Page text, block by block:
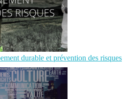
durable et prévention des risques